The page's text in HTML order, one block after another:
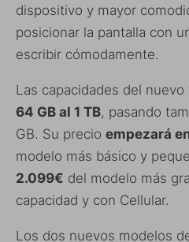
dispositivo y mayor
posicionar la pantalla con
escribir cómodamente.
Las capacidades del nuevo
64 GB al 1 TB, pasando
GB. Su precio empezará
modelo más básico y
2.099€ del modelo más
capacidad y con Cellular.
Los dos nuevos modelos